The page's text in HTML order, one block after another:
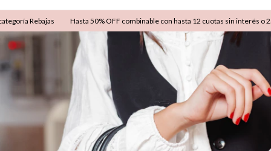
Rebajas Hasta 50% OFF combinable con hasta 12 cuotas sin interés o